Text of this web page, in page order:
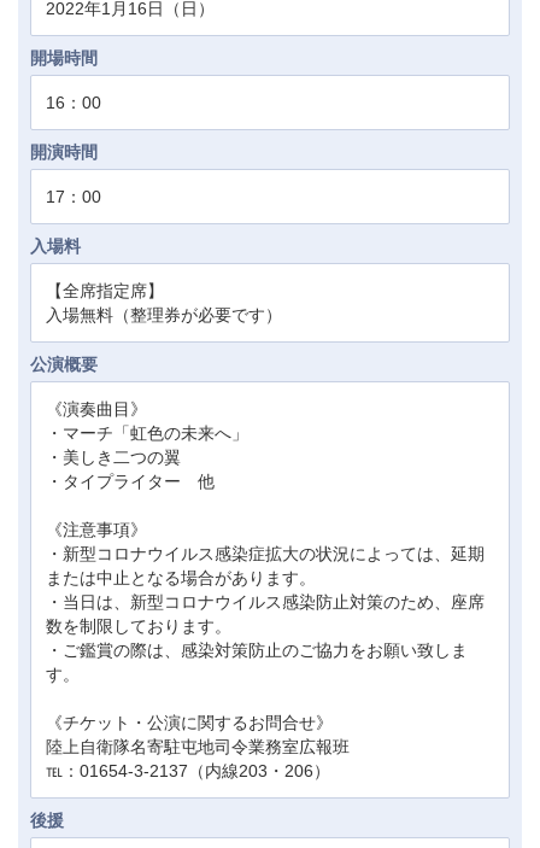
2022年1月16日（日）
開場時間
16：00
開演時間
17：00
入場料
【全席指定席】
入場無料（整理券が必要です）
公演概要
《演奏曲目》
・マーチ「虹色の未来へ」
・美しき二つの翼
・タイプライター 他
《注意事項》
・新型コロナウイルス感染症拡大の状況によっては、延期
または中止となる場合があります。
・当日は、新型コロナウイルス感染防止対策のため、座席
数を制限しております。
・ご鑑賞の際は、感染対策防止のご協力をお願い致しま
す。
《チケット・公演に関するお問合せ》
陸上自衛隊名寄駐屯地司令業務室広報班
℡：01654-3-2137（内線203・206）
後援